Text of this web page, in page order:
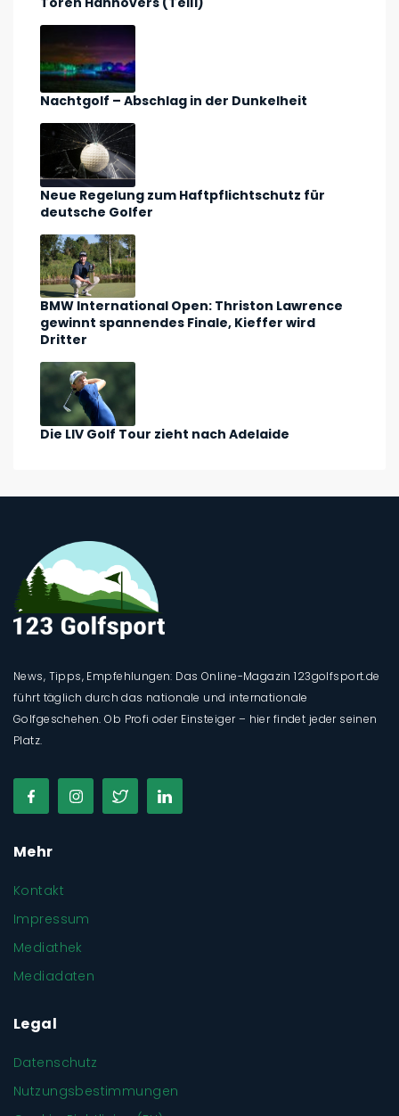
Nachtgolf – Abschlag in der Dunkelheit
Neue Regelung zum Haftpflichtschutz für
deutsche Golfer
BMW International Open: Thriston Lawrence
gewinnt spannendes Finale, Kieffer wird
Dritter
Die LIV Golf Tour zieht nach Adelaide
News, Tipps, Empfehlungen: Das Online-Magazin 123golfsport.de
führt täglich durch das nationale und internationale
Golfgeschehen. Ob Profi oder Einsteiger – hier findet jeder seinen
Platz.
Mehr
Kontakt
Impressum
Mediathek
Mediadaten
Legal
Datenschutz
Nutzungsbestimmungen